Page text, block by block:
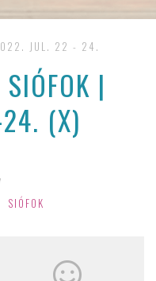
JUL. 22 - 24.
|
(X)
SIÓFOK